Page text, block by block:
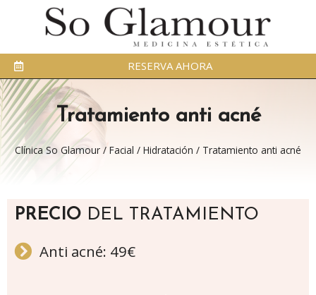
RESERVA AHORA
Tratamiento anti acné
Clínica So Glamour / Facial / Hidratación / Tratamiento anti acné
PRECIO DEL TRATAMIENTO
Anti acné: 49€